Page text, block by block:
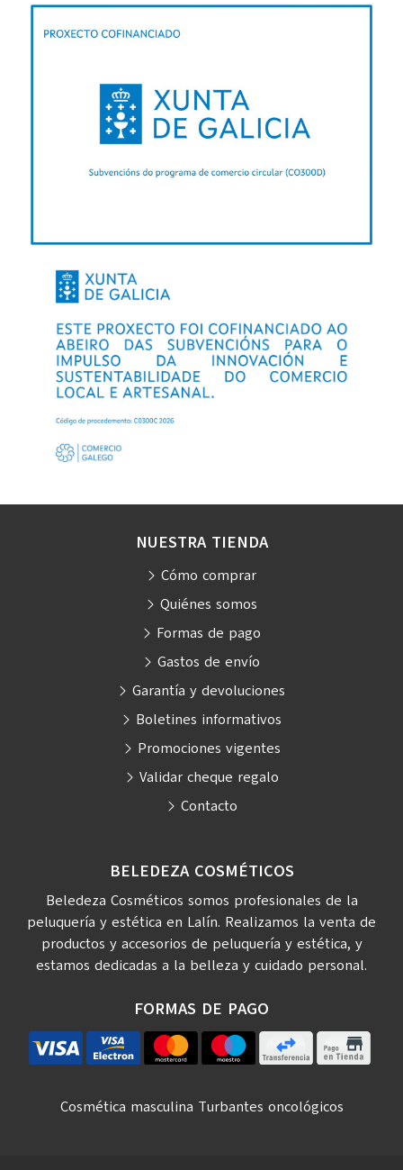
BELEDEZA COSMÉTICOS
Beledeza Cosméticos somos profesionales de la
peluquería y estética en Lalín. Realizamos la venta de
productos y accesorios de peluquería y estética, y
estamos dedicadas a la belleza y cuidado personal.
FORMAS DE PAGO
NUESTRA TIENDA
Cómo comprar
Quiénes somos
Formas de pago
Gastos de envío
Garantía y devoluciones
Boletines informativos
Promociones vigentes
Validar cheque regalo
Contacto
Cosmética masculina Turbantes oncológicos